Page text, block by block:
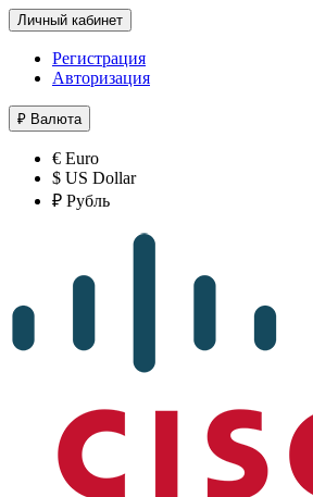
Личный кабинет
Регистрация
Авторизация
₽ Валюта
€ Euro
$ US Dollar
₽ Рубль